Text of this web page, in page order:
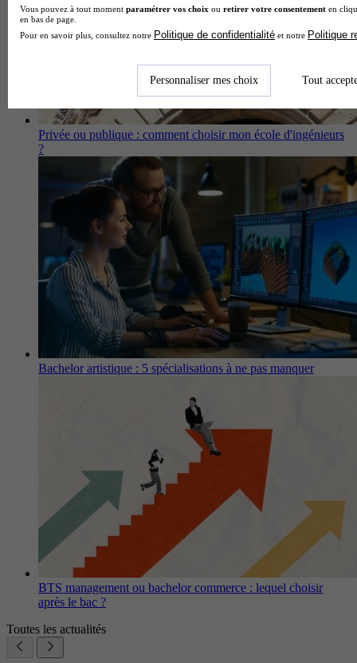
Privée ou publique : comment choisir mon école d'ingénieurs
?
Bachelor artistique : 5 spécialisations à ne pas manquer
BTS management ou bachelor commerce : lequel choisir
après le bac ?
Toutes les actualités
Vous pouvez à tout moment paramétrer vos choix ou retirer votre consentement en
en bas de page.
Pour en savoir plus, consultez notre Politique de confidentialité et notre Politique
Personnaliser mes choix Tout